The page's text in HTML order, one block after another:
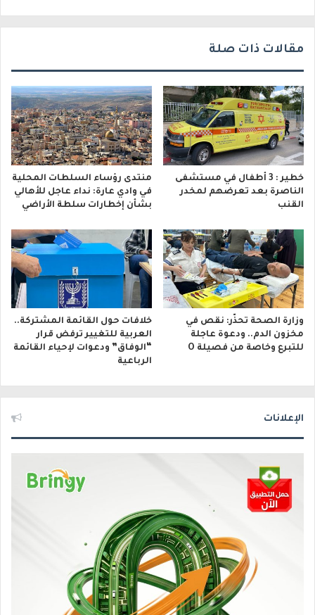
مقالات ذات صلة
خطير : 3 أطفال في مستشفى
الناصرة بعد تعرضهم لمخدر
القنب
منتدى رؤساء السلطات المحلية
في وادي عارة: نداء عاجل للأهالي
بشأن إخطارات سلطة الأراضي
وزارة الصحة تحذّر: نقص في
مخزون الدم.. ودعوة عاجلة
للتبرع وخاصة من فصيلة O
خلافات حول القائمة المشتركة..
العربية للتغيير ترفض قرار
“الوفاق” ودعوات لإحياء القائمة
الرباعية
الإعلانات